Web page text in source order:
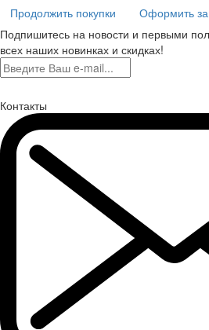
Продолжить покупки
Оформить
Подпишитесь на новости и первыми
всех наших новинках и скидках!
Контакты